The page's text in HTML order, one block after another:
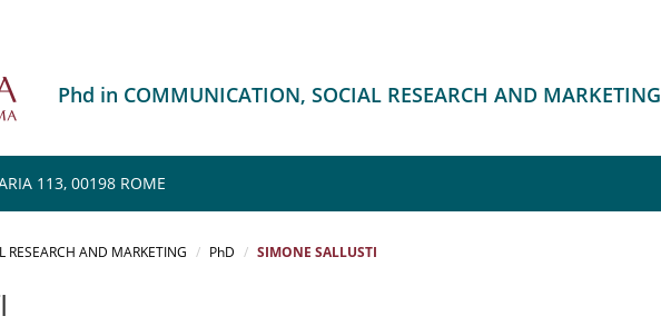
Phd in COMMUNICATION, SOCIAL RESEARCH AND MARKETING
113, 00198 ROME
AND MARKETING PhD SIMONE SALLUSTI